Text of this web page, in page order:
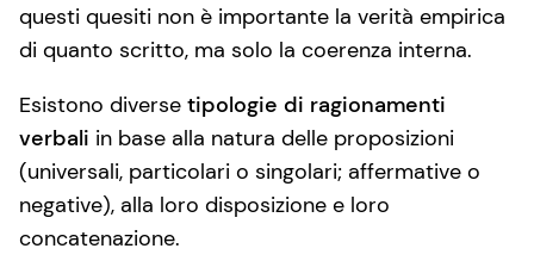
questi quesiti non è importante la verità empirica
di quanto scritto, ma solo la coerenza interna.
Esistono diverse tipologie di ragionamenti
verbali in base alla natura delle proposizioni
(universali, particolari o singolari; affermative o
negative), alla loro disposizione e loro
concatenazione.